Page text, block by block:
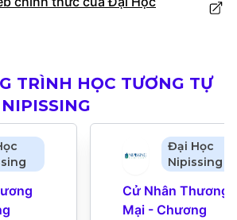
TRÌNH HỌC TƯƠNG TỰ
Đại Học
Nipissing
Cử Nhân Thương
Mại - Chương